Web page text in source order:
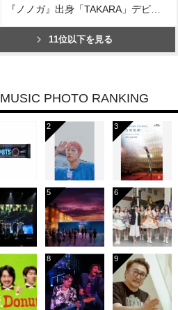
11位以下を見る
MUSIC PHOTO RANKING